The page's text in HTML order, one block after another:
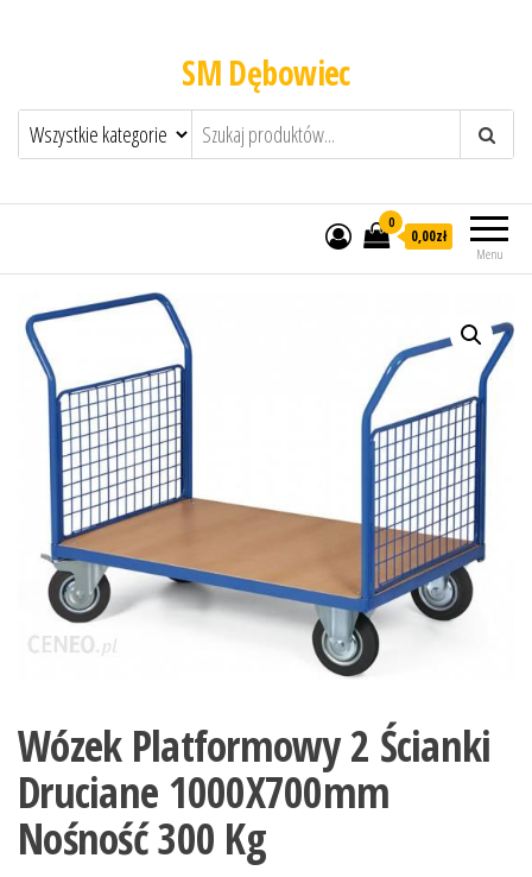
SM Dębowiec
Menu
0
0,00zł
Wózek Platformowy 2 Ścianki
Druciane 1000X700mm
Nośność 300 Kg